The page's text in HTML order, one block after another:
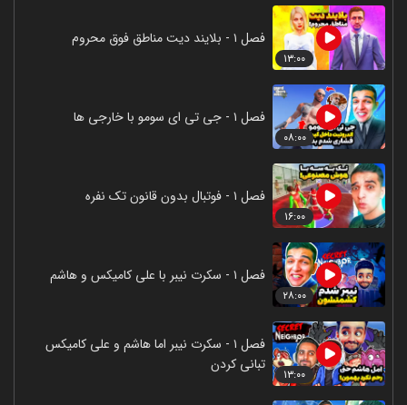
۱۳:۰۰
فصل ۱ - بلایند دیت مناطق فوق محروم
۰۸:۰۰
فصل ۱ - جی تی ای سومو با خارجی ها
۱۶:۰۰
فصل ۱ - فوتبال بدون قانون تک نفره
۲۸:۰۰
فصل ۱ - سکرت نیبر با علی کامیکس و هاشم
۱۳:۰۰
فصل ۱ - سکرت نیبر اما هاشم و علی کامیکس
تبانی کردن